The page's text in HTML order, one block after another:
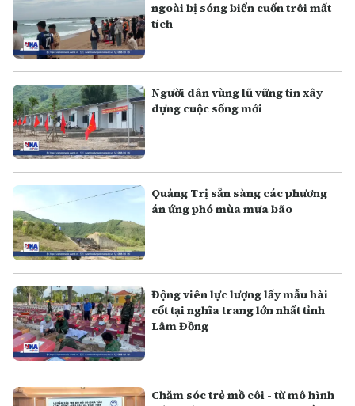
ngoài bị sóng biển cuốn trôi mất
tích
Người dân vùng lũ vững tin xây
dựng cuộc sống mới
Quảng Trị sẵn sàng các phương
án ứng phó mùa mưa bão
Động viên lực lượng lấy mẫu hài
cốt tại nghĩa trang lớn nhất tỉnh
Lâm Đồng
Chăm sóc trẻ mồ côi - từ mô hình